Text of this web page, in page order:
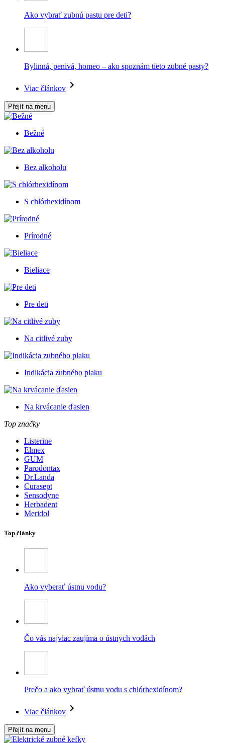
Ako vybrať zubnú pastu pre deti?
Bylinná, penivá, homeo – ako spoznám tieto zubné pasty?
Viac článkov
Přejít na menu
Bežné
Bez alkoholu
S chlórhexidínom
Prírodné
Bieliace
Pre deti
Na citlivé zuby
Indikácia zubného plaku
Na krvácanie ďasien
Top značky
Listerine
Elmex
GUM
Parodontax
Dr.Landa
Curasept
Sensodyne
Herbadent
Meridol
Top články
Ako vyberať ústnu vodu?
Čo vás najviac zaujíma o ústnych vodách
Prečo a ako vybrať ústnu vodu s chlórhexidínom?
Viac článkov
Přejít na menu